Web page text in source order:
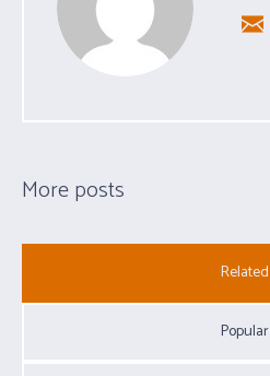
More posts
Related
Popular